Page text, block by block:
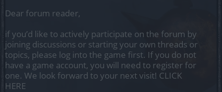
Dear forum reader,
if you’d like to actively participate on the forum by
joining discussions or starting your own threads or
topics, please log into the game first. If you do not
have a game account, you will need to register for
one. We look forward to your next visit! CLICK
HERE